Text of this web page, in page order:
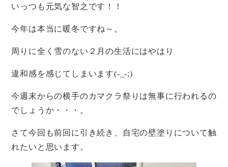
いっつも元気な智之です！！
今年は本当に暖冬ですね～。
周りに全く雪のない２月の生活にはやはり
違和感を感じてしまいます(-_-;)
今週末からの横手のカマクラ祭りは無事に行われるの
でしょうか・・・。
さて今回も前回に引き続き、自宅の壁塗りについて触
れたいと思います。